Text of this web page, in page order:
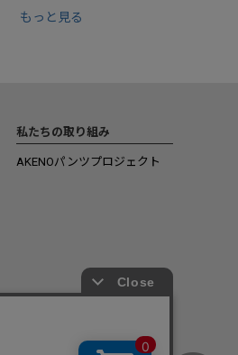
もっと見る
私たちの取り組み
AKENOパンツプロジェクト